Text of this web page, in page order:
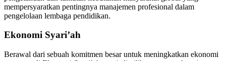
mempersyaratkan pentingnya manajemen profesional dalam
pengelolaan lembaga pendidikan.
Ekonomi Syari’ah
Berawal dari sebuah komitmen besar untuk meningkatkan ekonomi